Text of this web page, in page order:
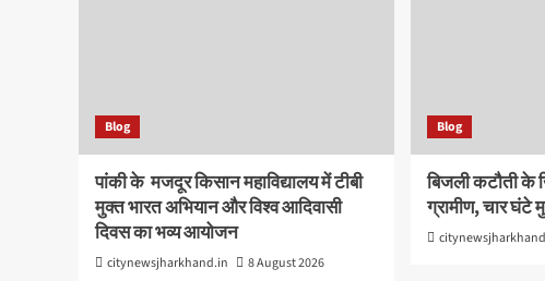
Blog
पांकी के ​ मजदूर किसान महाविद्यालय में टीबी
मुक्त भारत अभियान और विश्व आदिवासी
दिवस का भव्य आयोजन
citynewsjharkhand.in 8 August 2026
Blog
बिजली कटौती
ग्रामीण, चार घंटे